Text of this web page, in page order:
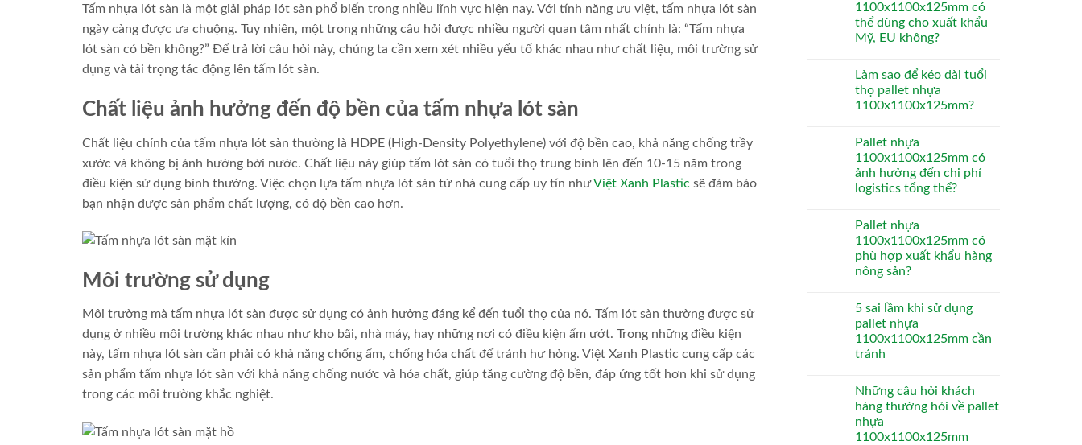
Tấm nhựa lót sàn là một giải pháp lót sàn phổ biến trong nhiều lĩnh vực hiện nay. Với tính năng ưu việt, tấm nhựa lót sàn
ngày càng được ưa chuộng. Tuy nhiên, một trong những câu hỏi được nhiều người quan tâm nhất chính là: “Tấm nhựa
lót sàn có bền không?” Để trả lời câu hỏi này, chúng ta cần xem xét nhiều yếu tố khác nhau như chất liệu, môi trường sử
dụng và tải trọng tác động lên tấm lót sàn.
Chất liệu ảnh hưởng đến độ bền của tấm nhựa lót sàn
Chất liệu chính của tấm nhựa lót sàn thường là HDPE (High-Density Polyethylene) với độ bền cao, khả năng chống trầy
xước và không bị ảnh hưởng bởi nước. Chất liệu này giúp tấm lót sàn có tuổi thọ trung bình lên đến 10-15 năm trong
điều kiện sử dụng bình thường. Việc chọn lựa tấm nhựa lót sàn từ nhà cung cấp uy tín nhưViệt Xanh Plastic sẽ đảm bảo
bạn nhận được sản phẩm chất lượng, có độ bền cao hơn.
Môi trường sử dụng
Môi trường mà tấm nhựa lót sàn được sử dụng có ảnh hưởng đáng kể đến tuổi thọ của nó. Tấm lót sàn thường được sử
dụng ở nhiều môi trường khác nhau như kho bãi, nhà máy, hay những nơi có điều kiện ẩm ướt. Trong những điều kiện
này, tấm nhựa lót sàn cần phải có khả năng chống ẩm, chống hóa chất để tránh hư hỏng. Việt Xanh Plastic cung cấp các
sản phẩm tấm nhựa lót sàn với khả năng chống nước và hóa chất, giúp tăng cường độ bền, đáp ứng tốt hơn khi sử dụng
trong các môi trường khắc nghiệt.
1100x1100x125mm có
thể dùng cho xuất khẩu
Mỹ, EU không?
Làm sao để kéo dài tuổi
thọ pallet nhựa
1100x1100x125mm?
Pallet nhựa
1100x1100x125mm có
ảnh hưởng đến chi phí
logistics tổng thể?
Pallet nhựa
1100x1100x125mm có
phù hợp xuất khẩu hàng
nông sản?
5 sai lầm khi sử dụng
pallet nhựa
1100x1100x125mm cần
tránh
Những câu hỏi khách
hàng thường hỏi về pallet
nhựa
1100x1100x125mm